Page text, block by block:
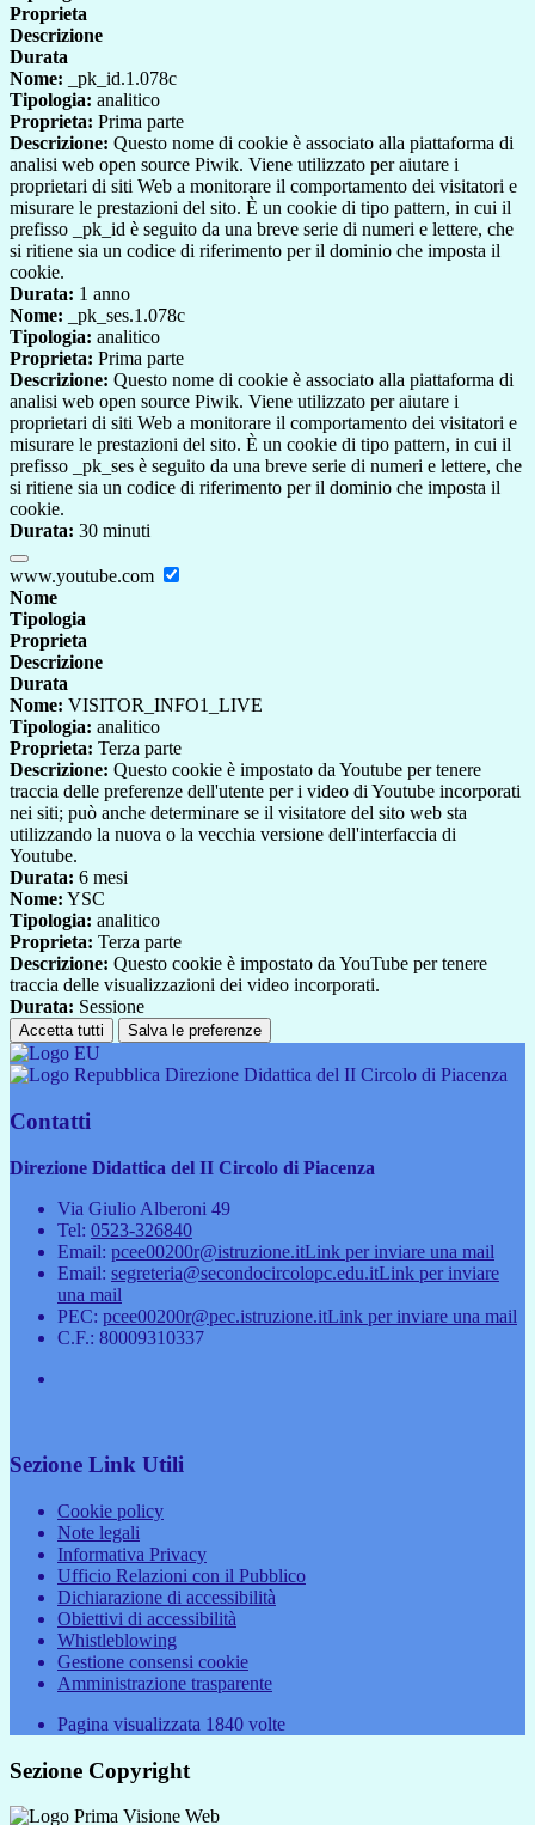
Proprieta
Descrizione
Durata
Nome: _pk_id.1.078c
Tipologia: analitico
Proprieta: Prima parte
Descrizione: Questo nome di cookie è associato alla piattaforma di
analisi web open source Piwik. Viene utilizzato per aiutare i
proprietari di siti Web a monitorare il comportamento dei visitatori e
misurare le prestazioni del sito. È un cookie di tipo pattern, in cui il
prefisso _pk_id è seguito da una breve serie di numeri e lettere, che
si ritiene sia un codice di riferimento per il dominio che imposta il
cookie.
Durata: 1 anno
Nome: _pk_ses.1.078c
Tipologia: analitico
Proprieta: Prima parte
Descrizione: Questo nome di cookie è associato alla piattaforma di
analisi web open source Piwik. Viene utilizzato per aiutare i
proprietari di siti Web a monitorare il comportamento dei visitatori e
misurare le prestazioni del sito. È un cookie di tipo pattern, in cui il
prefisso _pk_ses è seguito da una breve serie di numeri e lettere, che
si ritiene sia un codice di riferimento per il dominio che imposta il
cookie.
Durata: 30 minuti
www.youtube.com
Nome
Tipologia
Proprieta
Descrizione
Durata
Nome: VISITOR_INFO1_LIVE
Tipologia: analitico
Proprieta: Terza parte
Descrizione: Questo cookie è impostato da Youtube per tenere
traccia delle preferenze dell'utente per i video di Youtube incorporati
nei siti; può anche determinare se il visitatore del sito web sta
utilizzando la nuova o la vecchia versione dell'interfaccia di
Youtube.
Durata: 6 mesi
Nome: YSC
Tipologia: analitico
Proprieta: Terza parte
Descrizione: Questo cookie è impostato da YouTube per tenere
traccia delle visualizzazioni dei video incorporati.
Durata: Sessione
Accetta tutti Salva le preferenze
Direzione Didattica del II Circolo di Piacenza
Contatti
Direzione Didattica del II Circolo di Piacenza
Via Giulio Alberoni 49
Tel: 0523-326840
Email: pcee00200r@istruzione.itLink per inviare una mail
Email: segreteria@secondocircolopc.edu.itLink per inviare
una mail
PEC: pcee00200r@pec.istruzione.itLink per inviare una mail
C.F.: 80009310337
Sezione Link Utili
Cookie policy
Note legali
Informativa Privacy
Ufficio Relazioni con il Pubblico
Dichiarazione di accessibilità
Obiettivi di accessibilità
Whistleblowing
Gestione consensi cookie
Amministrazione trasparente
Pagina visualizzata 1840 volte
Sezione Copyright